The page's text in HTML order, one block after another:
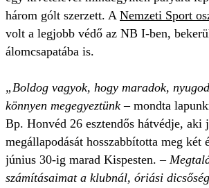
három gólt szerzett. A Nemzeti Sport
volt a legjobb védő az NB I-ben,
álomcsapatába is.
„Boldog vagyok, hogy maradok,
könnyen megegyeztünk – mondta
Bp. Honvéd 26 esztendős hátvédje, aki
megállapodását hosszabbította meg két
június 30-ig marad Kispesten. –
számításaimat a klubnál, óriási